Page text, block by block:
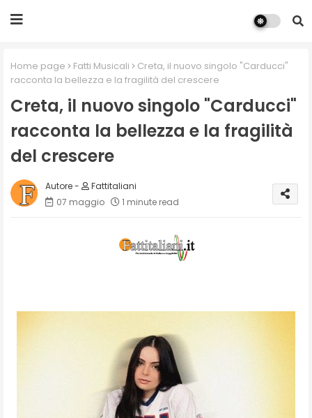
Home page Fatti Musicali
Creta, il nuovo singolo "Carducci"
racconta la bellezza e la fragilità del crescere
Creta, il nuovo singolo "Carducci"
racconta la bellezza e la fragilità
del crescere
Fattitaliani
07 maggio
1 minute read